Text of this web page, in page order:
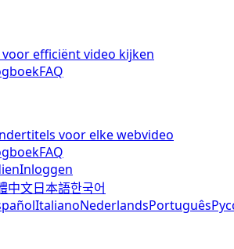
efficiënt video kijken
FAQ
voor elke webvideo
FAQ
Inloggen
中文日本語한국어
ItalianoNederlandsPortuguês